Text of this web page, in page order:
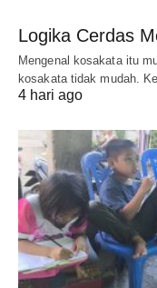
Logika Cerdas
Mengenal kosakata itu
kosakata tidak mudah.
4 hari ago